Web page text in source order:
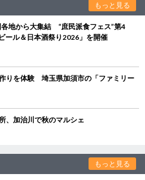
もっと見る
地から大集結 “庶民派食フェス”第4
ール＆日本酒祭り2026」を開催
りを体験 埼玉県加須市の「ファミリー
、加治川で秋のマルシェ
もっと見る